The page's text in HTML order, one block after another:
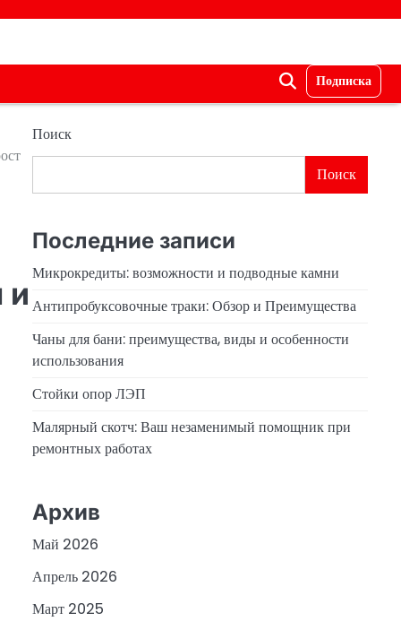
Подписка
и
Поиск
Поиск
Последние записи
Микрокредиты: возможности и подводные камни
Антипробуксовочные траки: Обзор и Преимущества
Чаны для бани: преимущества, виды и особенности
использования
Стойки опор ЛЭП
Малярный скотч: Ваш незаменимый помощник при
ремонтных работах
Архив
Май 2026
Апрель 2026
Март 2025